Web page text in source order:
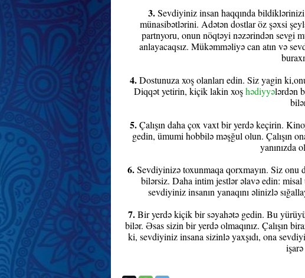
3.Sevdiyiniz insan haqqında
münasibətlərini. Adətən dostlar öz şəxsi
partnyoru, onun nöqtəyi nəzərindən sevgi
anlayacaqsız. Mükəmməliyə can atın və
4.Dostunuza xoş olanları edin. Siz yagin
Diqqət yetirin, kiçik lakin xoşhədiyyələrdən
5.Çalışın daha çox vaxt bir yerdə keçirin.
gedin, ümumi hobbilə məşğul olun. Çalışın
yanınızda
6.Sevdiyinizə toxunmaqa qorxmayın. Siz
bilərsiz. Daha intim jestlər əlavə edin:
sevdiyiniz insanın yanaqını əlinizlə
7.Bir yerdə kiçik bir səyahətə gedin. Bu
bilər. Əsas sizin bir yerdə olmaqınız. Çalışın
ki, sevdiyiniz insana sizinlə yaxşıdı, ona